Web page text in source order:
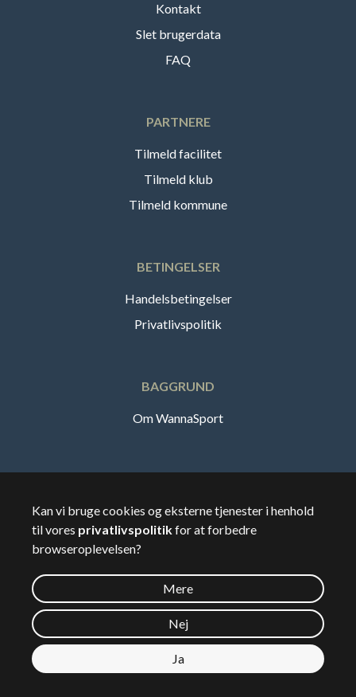
Kontakt
Slet brugerdata
FAQ
PARTNERE
Tilmeld facilitet
Tilmeld klub
Tilmeld kommune
BETINGELSER
Handelsbetingelser
Privatlivspolitik
BAGGRUND
Om WannaSport
🇸🇪Sverige
©2026Wannasport.dk
Privatdata
Kan vi bruge cookies og eksterne tjenester i henhold
til vores privatlivspolitikfor at forbedre
browseroplevelsen?
Mere
Nej
Ja